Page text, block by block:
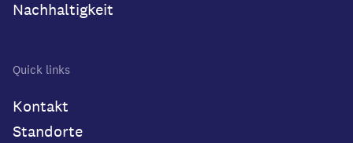
Nachhaltigkeit
Quick links
Kontakt
Standorte